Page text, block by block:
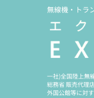
無線機・トラ
一社)全国陸上無
総務省 販売代理
外国公館等に対